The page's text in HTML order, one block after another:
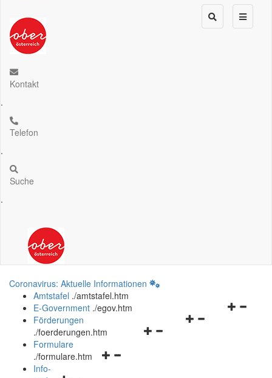
Kontakt
.
Telefon
.
Suche
.
Coronavirus: Aktuelle Informationen
Amtstafel ./amtstafel.htm
Navigationsmenü
E-Government ./egov.htm
Navigationsmenü
Förderungen
./foerderungen.htm
Navigationsmenü
Formulare
./formulare.htm
Info-